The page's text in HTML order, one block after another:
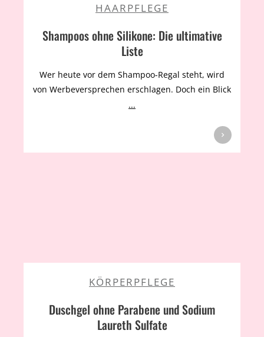
HAARPFLEGE
Shampoos ohne Silikone: Die ultimative
Liste
Wer heute vor dem Shampoo-Regal steht, wird
von Werbeversprechen erschlagen. Doch ein Blick
...
KÖRPERPFLEGE
Duschgel ohne Parabene und Sodium
Laureth Sulfate